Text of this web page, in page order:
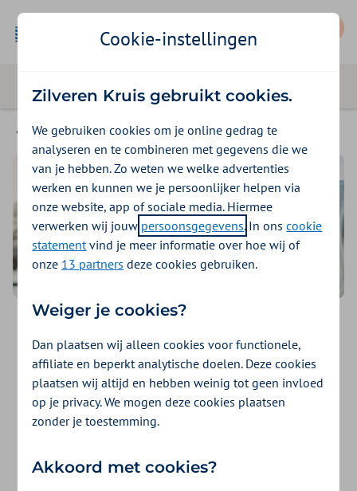
Alles over betalen
Heb je een rekening van ons ontvangen of
verwacht je er binnenkort een? Je hebt
verschillende opties om deze te betalen. Ook
als het nu echt niet uitkomt.
Cookie-instellingen
Zilveren Kruis gebruikt cookies.
We gebruiken cookies om je online gedrag te
analyseren en te combineren met gegevens die we
van je hebben. Zo weten we welke advertenties
werken en kunnen we je persoonlijker helpen via
onze website, app of sociale media. Hiermee
verwerken wij jouw persoonsgegevens. In onscookie
statementvind je meer informatie over hoe wij of
onze 13 partners deze cookies gebruiken.
Weiger je cookies?
Dan plaatsen wij alleen cookies voor functionele,
affiliate en beperkt analytische doelen. Deze cookies
plaatsen wij altijd en hebben weinig tot geen invloed
op je privacy. We mogen deze cookies plaatsen
zonder je toestemming.
Akkoord met cookies?